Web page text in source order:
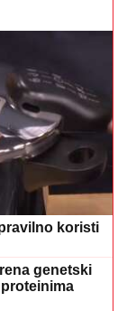
koristi
genetski